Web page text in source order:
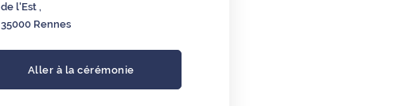
de l'Est ,
35000 Rennes
Aller à la cérémonie